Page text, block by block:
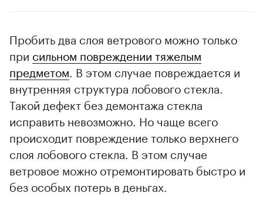
Пробить два слоя ветрового можно только
при сильном повреждении тяжелым
предметом . В этом случае повреждается и
внутренняя структура лобового стекла.
Такой дефект без демонтажа стекла
исправить невозможно. Но чаще всего
происходит повреждение только верхнего
слоя лобового стекла. В этом случае
ветровое можно отремонтировать быстро и
без особых потерь в деньгах.